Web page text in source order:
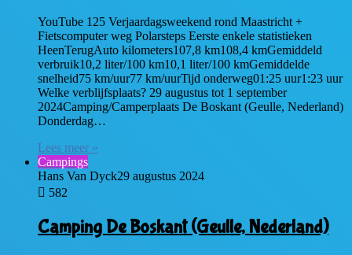
YouTube 125 Verjaardagsweekend rond Maastricht +
Fietscomputer weg Polarsteps Eerste enkele statistieken
HeenTerugAuto kilometers107,8 km108,4 kmGemiddeld
verbruik10,2 liter/100 km10,1 liter/100 kmGemiddelde
snelheid75 km/uur77 km/uurTijd onderweg01:25 uur1:23 uur
Welke verblijfsplaats? 29 augustus tot 1 september
2024Camping/Camperplaats De Boskant (Geulle, Nederland)
Donderdag…
Lees meer »
Campings
Hans Van Dyck29 augustus 2024
582
Camping De Boskant (Geulle, Nederland)